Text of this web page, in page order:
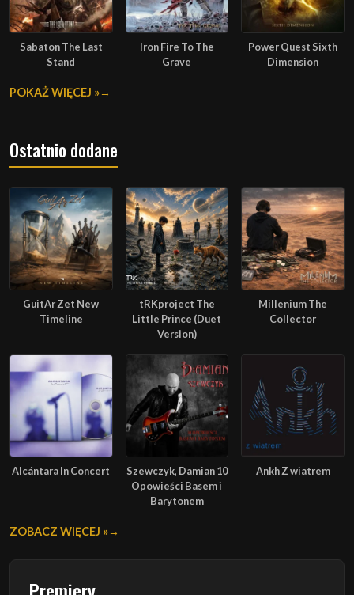
Sabaton The Last
Stand
Iron Fire To The
Grave
Power Quest Sixth
Dimension
POKAŻ WIĘCEJ »
Ostatnio dodane
GuitAr Zet New
Timeline
tRKproject The
Little Prince (Duet
Version)
Millenium The
Collector
Alcántara In Concert
Szewczyk, Damian 10
Opowieści Basem i
Barytonem
Ankh Z wiatrem
ZOBACZ WIĘCEJ »